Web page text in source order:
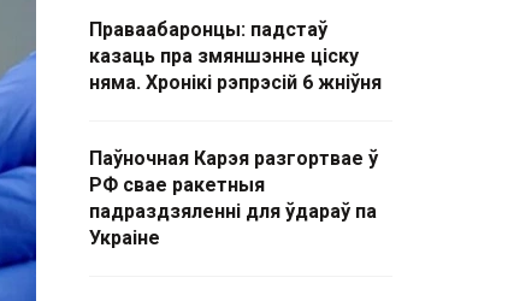
Праваабаронцы: падстаў
казаць пра змяншэнне ціску
няма. Хронікі рэпрэсій 6 жніўня
Паўночная Карэя разгортвае ў
РФ свае ракетныя
падраздзяленні для ўдараў па
Украіне